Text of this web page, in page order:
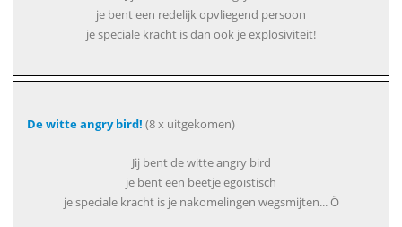
je bent een redelijk opvliegend persoon
je speciale kracht is dan ook je explosiviteit!
De witte angry bird! (8 x uitgekomen)
Jij bent de witte angry bird
je bent een beetje egoïstisch
je speciale kracht is je nakomelingen wegsmijten... Ö